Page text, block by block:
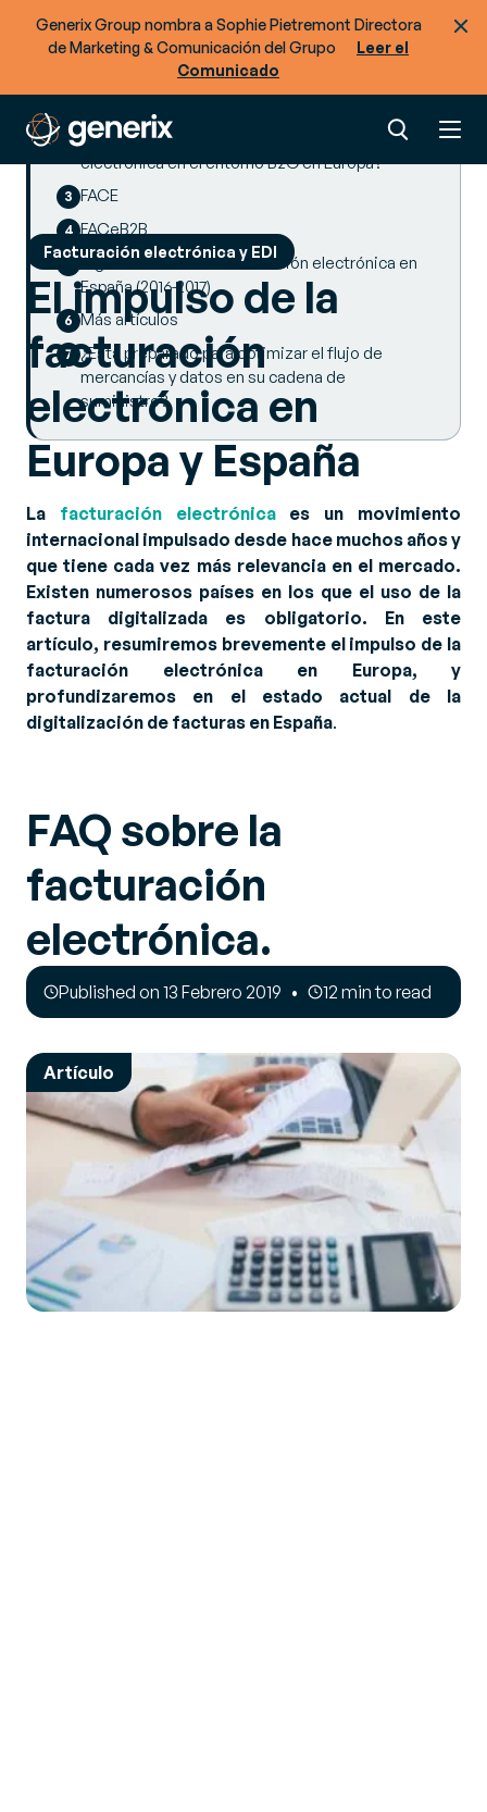
Generix Group nombra a Sophie Pietremont Directora
de Marketing & Comunicación del Grupo
Leer el
Comunicado
Facturación electrónica y EDI
El impulso de la
facturación
electrónica en
Europa y España
La facturación electrónicaes un movimiento
internacional impulsado desde hace muchos años y
que tiene cada vez más relevancia en el mercado.
Existen numerosos países en los que el uso de la
factura digitalizada es obligatorio. En este
artículo, resumiremos brevemente el impulso de la
facturación electrónica en Europa, y
profundizaremos en el estado actual de la
digitalización de facturas en España.
FAQ sobre la
facturación
electrónica.
Published on 13 Febrero 2019 12 min to read
Artículo
¿Cómo ha sido la evolución de la facturación
electrónica en el entorno B2G en Europa?
FACE
FACeB2B
Algunas cifras de la facturación electrónica en
España (2016-2017)
Más artículos
¿Está preparado para optimizar el flujo de
mercancías y datos en su cadena de
suministro?